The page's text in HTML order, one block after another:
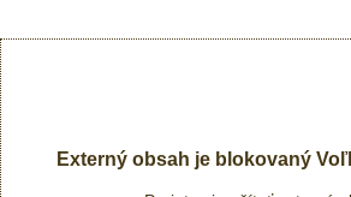
Externý obsah je blokovaný